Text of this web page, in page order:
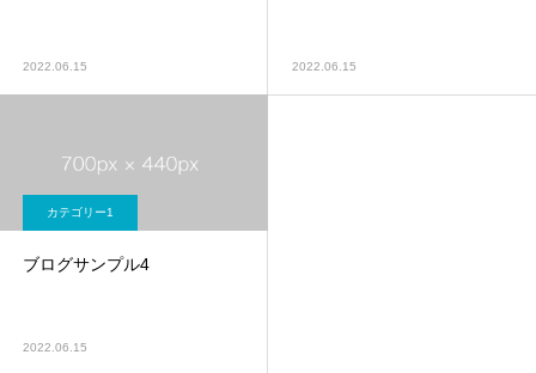
2022.06.15 2022.06.15
カテゴリー1
ブログサンプル4
2022.06.15